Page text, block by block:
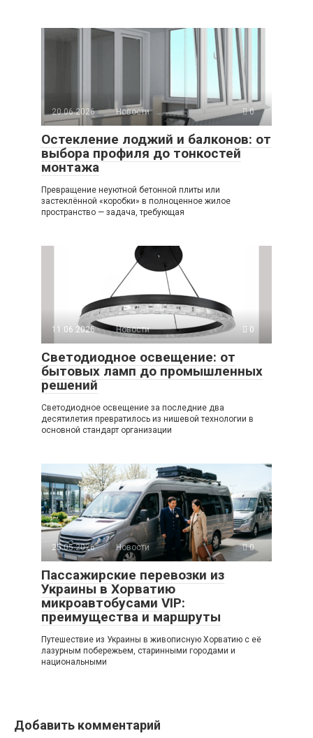
20.06.2026 Новости 0
Остекление лоджий и балконов: от
выбора профиля до тонкостей
монтажа
Превращение неуютной бетонной плиты или
застеклённой «коробки» в полноценное жилое
пространство — задача, требующая
11.06.2026 Новости 0
Светодиодное освещение: от
бытовых ламп до промышленных
решений
Светодиодное освещение за последние два
десятилетия превратилось из нишевой технологии в
основной стандарт организации
25.05.2026 Новости 0
Пассажирские перевозки из
Украины в Хорватию
микроавтобусами VIP:
преимущества и маршруты
Путешествие из Украины в живописную Хорватию с её
лазурным побережьем, старинными городами и
национальными
Добавить комментарий